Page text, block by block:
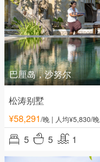
巴厘岛，沙努尔
松涛别墅
¥58,291/晚| 人均¥5,830/晚
5 5 1